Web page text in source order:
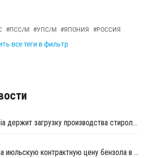
#ПСС/М #УПС/М #ЯПОНИЯ #РОССИЯ
все теги в фильтр
Idemitsu SM Malaysia держит загрузку производства стирола в Малайзии на высоком уровне
Eneos номинировала июльскую контрактную цену бензола в Азии